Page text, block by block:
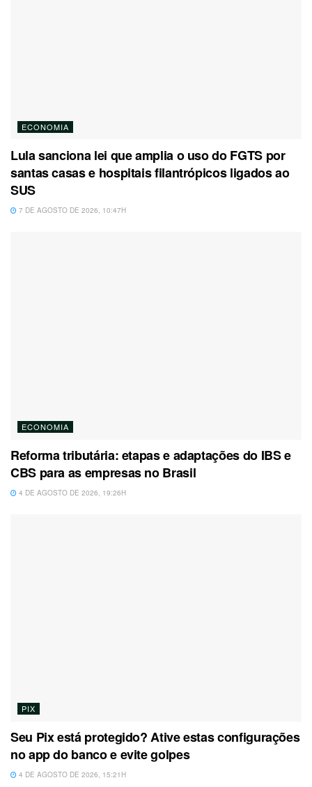
ECONOMIA
Lula sanciona lei que amplia o uso do FGTS por
santas casas e hospitais filantrópicos ligados ao
SUS
7 DE AGOSTO DE 2026, 10:47H
ECONOMIA
Reforma tributária: etapas e adaptações do IBS e
CBS para as empresas no Brasil
4 DE AGOSTO DE 2026, 19:26H
PIX
Seu Pix está protegido? Ative estas configurações
no app do banco e evite golpes
4 DE AGOSTO DE 2026, 15:21H